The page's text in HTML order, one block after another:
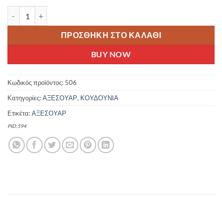
ΠΡΟΣΘΉΚΗ ΣΤΟ ΚΑΛΆΘΙ
BUY NOW
Κωδικός προϊόντος: 506
Κατηγορίες:ΑΞΕΣΟΥΑΡ, ΚΟΥΔΟΥΝΙΑ
Ετικέτα:ΑΞΕΣΟΥΑΡ
PID:594